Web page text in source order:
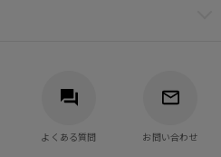
よくある質問 お問い合わせ